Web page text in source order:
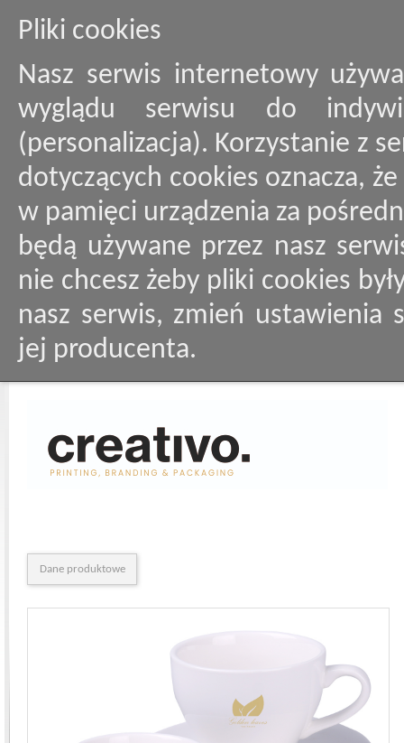
Pliki cookies
Nasz serwis internetowy
wyglądu serwisu do
(personalizacja). Korzystanie z
dotyczących cookies oznacza,
w pamięci urządzenia za
będą używane przez nasz
nie chcesz żeby pliki cookies
nasz serwis, zmień ustawienia
jej producenta.
Dane produktowe